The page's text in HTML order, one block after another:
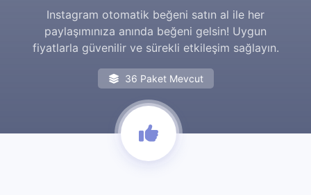
Instagram otomatik beğeni satın al ile her
paylaşımınıza anında beğeni gelsin! Uygun
fiyatlarla güvenilir ve sürekli etkileşim sağlayın.
36 Paket Mevcut